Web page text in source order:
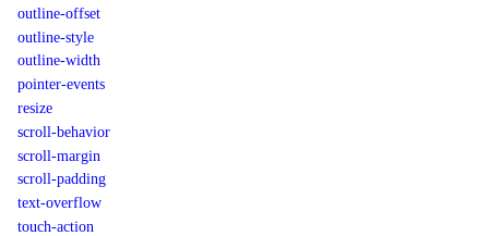
outline-offset
outline-style
outline-width
pointer-events
resize
scroll-behavior
scroll-margin
scroll-padding
text-overflow
touch-action